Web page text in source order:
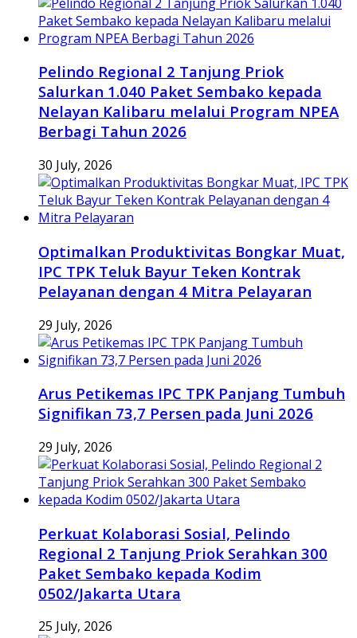
Pelindo Regional 2 Tanjung Priok
Salurkan 1.040 Paket Sembako kepada
Nelayan Kalibaru melalui Program NPEA
Berbagi Tahun 2026
30 July, 2026
Optimalkan Produktivitas Bongkar Muat,
IPC TPK Teluk Bayur Teken Kontrak
Pelayanan dengan 4 Mitra Pelayaran
29 July, 2026
Arus Petikemas IPC TPK Panjang Tumbuh
Signifikan 73,7 Persen pada Juni 2026
29 July, 2026
Perkuat Kolaborasi Sosial, Pelindo
Regional 2 Tanjung Priok Serahkan 300
Paket Sembako kepada Kodim
0502/Jakarta Utara
25 July, 2026